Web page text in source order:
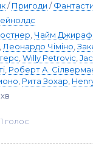
/Пригоди /
Чайм
Леонардо Чіміно
Willy Petrovic
Роберт А.
Рита Зохар
1 голос